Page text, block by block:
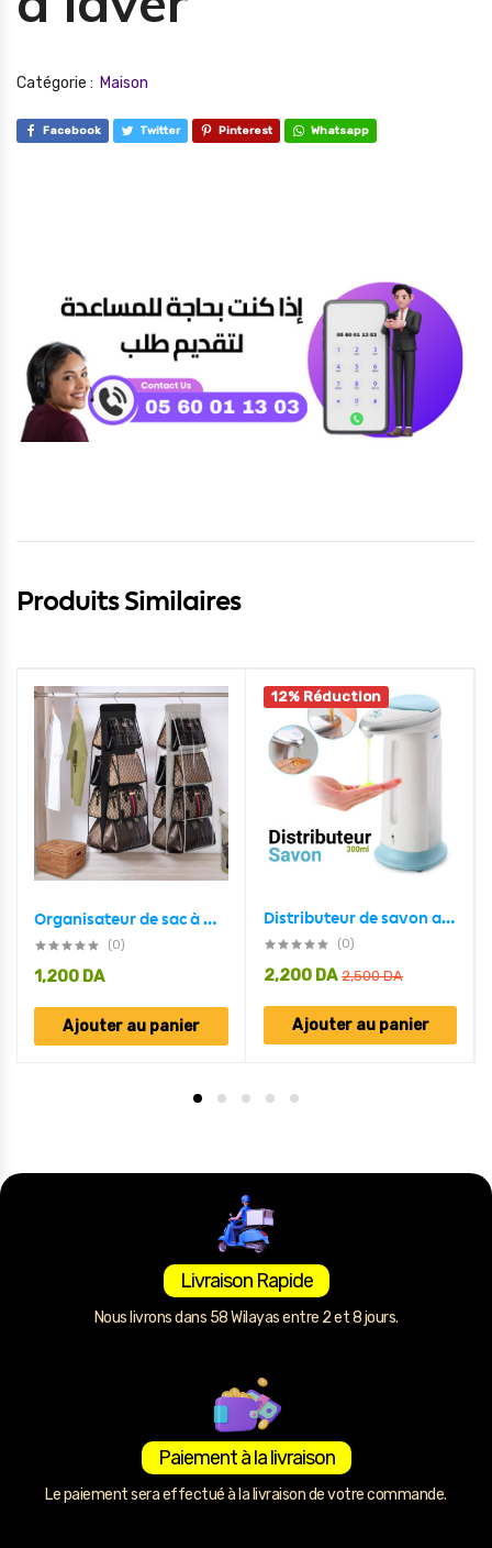
Catégorie : Maison
Facebook Twitter Pinterest Whatsapp
Produits Similaires
Organisateur de sac à main suspendu – منظم حقائب اليد المعلق
(0)
1,200 DA
Ajouter au panier
12% Réduction
Distributeur de savon automatique à capteur sans contact 300 ml
(0)
2,500DA
2,200 DA
Ajouter au panier
Livraison Rapide
Nous livrons dans 58 Wilayas entre 2 et 8 jours.
Paiement à la livraison
Le paiement sera effectué à la livraison de votre commande.